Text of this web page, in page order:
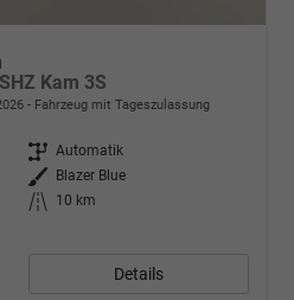
Kam 3S
Fahrzeug mit Tageszulassung
Getriebe Automatik
Außenfarbe
Blazer Blue
Kilometerstand
10 km
Details